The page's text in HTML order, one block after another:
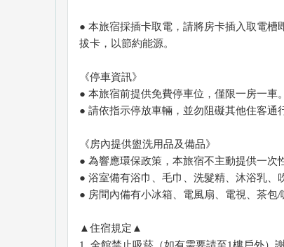
● 本旅宿採插卡取電，請將房卡插入取電
拔卡，以節約能源。
《停車資訊》
● 本旅宿前提供免費停車位，僅限一房一車。
● 請依指示停放車輛，並勿阻礙其他住客通
《房內提供盥洗用品及備品》
● 為響應環保政策，本旅宿不主動提供一次
● 浴室備有浴巾、毛巾、洗髮精、沐浴乳、
● 房間內備有小冰箱、電風扇、電視、茶包/
▲住宿規定▲